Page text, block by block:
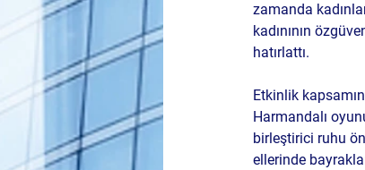
zamanda
kadınının
hatırlattı.
Etkinlik
Harmandalı
birleştirici ruhu ön
ellerinde